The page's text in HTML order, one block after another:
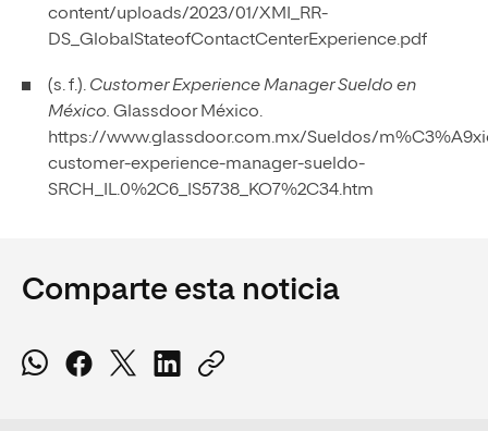
content/uploads/2023/01/XMI_RR-
DS_GlobalStateofContactCenterExperience.pdf
(s. f.). Customer Experience Manager Sueldo en
México. Glassdoor México.
https://www.glassdoor.com.mx/Sueldos/
customer-experience-manager-sueldo-
SRCH_IL.0%2C6_IS5738_KO7%2C34.htm
Comparte esta noticia